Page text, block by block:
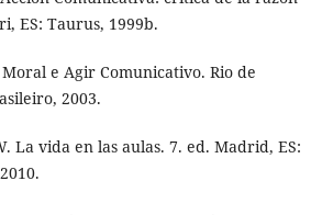
ES: Taurus, 1999b.
Moral e Agir Comunicativo. Rio de
2003.
La vida en las aulas. 7. ed. Madrid, ES: